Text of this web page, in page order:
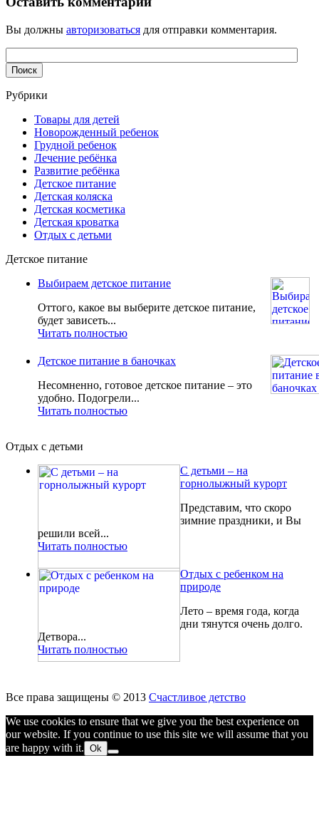
Вы должны авторизоваться для отправки комментария.
Рубрики
Товары для детей
Новорожденный ребенок
Грудной ребенок
Лечение ребёнка
Развитие ребёнка
Детское питание
Детская коляска
Детская косметика
Детская кроватка
Отдых с детьми
Детское питание
Выбираем детское питание
Оттого, какое вы выберите детское питание,
будет зависеть...
Читать полностью
Детское питание в баночках
Несомненно, готовое детское питание – это
удобно. Подогрели...
Читать полностью
Отдых с детьми
С детьми – на
горнолыжный курорт
Представим, что скоро
зимние праздники, и Вы
решили всей...
Читать полностью
Отдых с ребенком на
природе
Лето – время года, когда
дни тянутся очень долго.
Детвора...
Читать полностью
Все права защищены © 2013 Счастливое детство
We use cookies to ensure that we give you the best experience on
our website. If you continue to use this site we will assume that you
are happy with it. Ok